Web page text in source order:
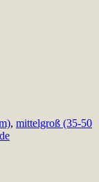
, mittelgroß (35-50